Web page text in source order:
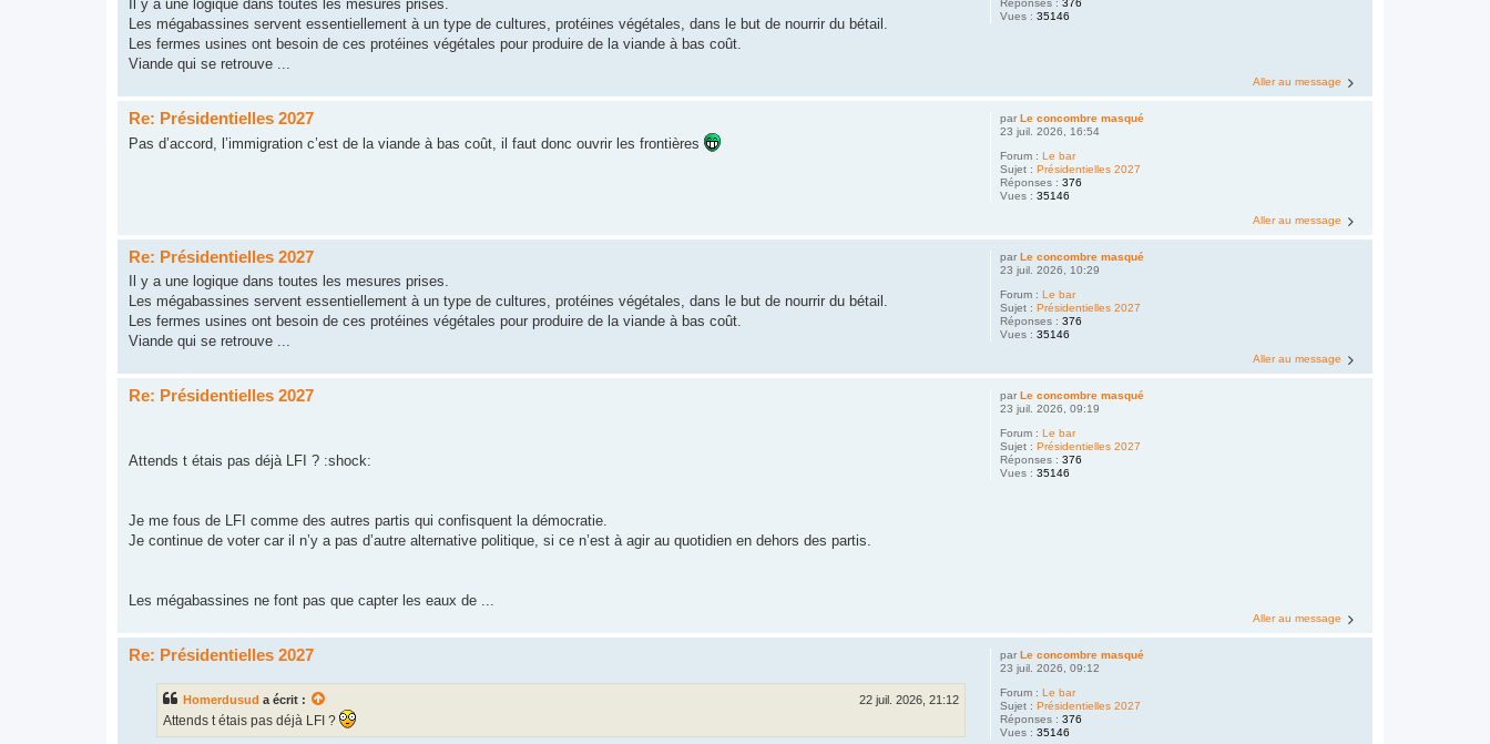
Réponses :376
Vues :35146
Il y a une logique dans toutes les mesures prises.
Les mégabassines servent essentiellement à un type de cultures, protéines végétales, dans le but de nourrir du bétail.
Les fermes usines ont besoin de ces protéines végétales pour produire de la viande à bas coût.
Viande qui se retrouve ...
Aller au message
parLe concombre masqué
23 juil. 2026, 16:54
Forum :Le bar
Sujet :Présidentielles 2027
Réponses :376
Vues :35146
Re: Présidentielles 2027
Pas d’accord, l’immigration c’est de la viande à bas coût, il faut donc ouvrir les frontières
Aller au message
parLe concombre masqué
23 juil. 2026, 10:29
Forum :Le bar
Sujet :Présidentielles 2027
Réponses :376
Vues :35146
Re: Présidentielles 2027
Il y a une logique dans toutes les mesures prises.
Les mégabassines servent essentiellement à un type de cultures, protéines végétales, dans le but de nourrir du bétail.
Les fermes usines ont besoin de ces protéines végétales pour produire de la viande à bas coût.
Viande qui se retrouve ...
Aller au message
parLe concombre masqué
23 juil. 2026, 09:19
Forum :Le bar
Sujet :Présidentielles 2027
Réponses :376
Vues :35146
Re: Présidentielles 2027
Attends t étais pas déjà LFI ? :shock:
Je me fous de LFI comme des autres partis qui confisquent la démocratie.
Je continue de voter car il n’y a pas d’autre alternative politique, si ce n’est à agir au quotidien en dehors des partis.
Les mégabassines ne font pas que capter les eaux de ...
Aller au message
parLe concombre masqué
23 juil. 2026, 09:12
Forum :Le bar
Sujet :Présidentielles 2027
Réponses :376
Vues :35146
Re: Présidentielles 2027
Homerdusud a écrit : 22 juil. 2026, 21:12
Attends t étais pas déjà LFI ?